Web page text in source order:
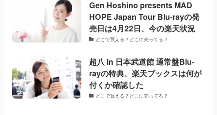
Gen Hoshino presents MAD
HOPE Japan Tour Blu-rayの発
売日は4月22日、今の楽天状況
どこで買える？どこに売ってる？
超八 in 日本武道館 通常盤Blu-
rayの特典、楽天ブックスは何が
付くか確認した
どこで買える？どこに売ってる？